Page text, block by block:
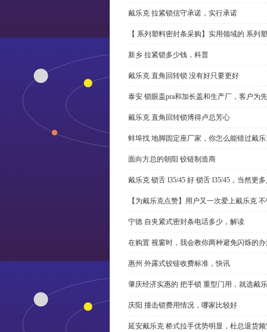
戴乐克 拉紧锁信守承诺，实行承诺
【 系列塑料密封条采购】实用领域的 系列
新乡 拉紧锁多少钱，科普
戴乐克 直角回转锁 没有好只要更好
泰安 锁眼盖pra和加长盖和生产厂，客户为先
戴乐克 直角回转锁博得卢总芳心
蚌埠找 地脚固定座厂家，你怎么能错过戴
面向方总的朝阳 铰链制造商
戴乐克 锁舌 l35/45 好 锁舌 l35/45，当然更
【为戴乐克点赞】用户又一次爱上戴乐克
宁德 自夹紧式密封条电话多少，解读
在购置 视窗时，我会教你两种避免闪烁的
惠州 外露式铰链收费标准，快讯
肇庆经济实惠的 把手锁 重型门用，就选戴
庆阳 撞击锁费用情况，哪家比较好
延安戴乐克 桥式拉手优势明显，杜总退货